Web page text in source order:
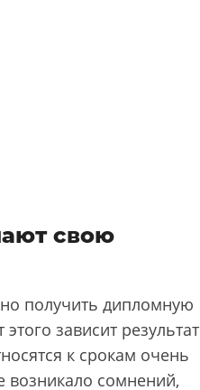
свою
получить дипломную
зависит результат
к срокам очень
возникало сомнений,